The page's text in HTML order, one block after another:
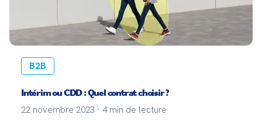
B2B
Intérim ou CDD : Quel contrat choisir ?
22 novembre 2023 · 4 min de lecture